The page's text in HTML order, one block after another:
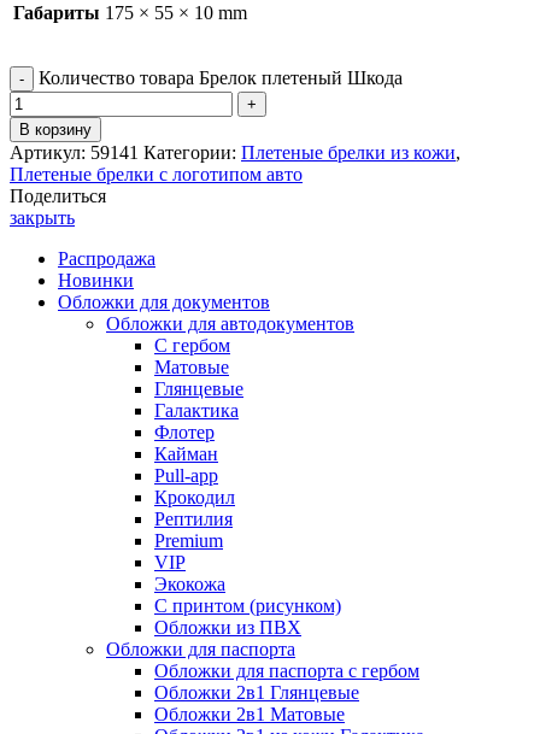
Габариты 175 × 55 × 10 mm
Количество товара Брелок плетеный Шкода
В корзину
Артикул: 59141 Категории: Плетеные брелки из кожи,
Плетеные брелки с логотипом авто
Поделиться
закрыть
Распродажа
Новинки
Обложки для документов
Обложки для автодокументов
С гербом
Матовые
Глянцевые
Галактика
Флотер
Кайман
Pull-app
Крокодил
Рептилия
Premium
VIP
Экокожа
С принтом (рисунком)
Обложки из ПВХ
Обложки для паспорта
Обложки для паспорта с гербом
Обложки 2в1 Глянцевые
Обложки 2в1 Матовые